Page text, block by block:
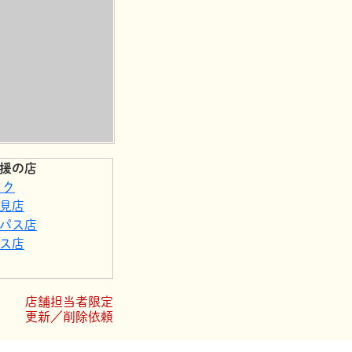
の店
店
ス店
店
然派しこくこう
店舗担当者限定
更新／削除依頼